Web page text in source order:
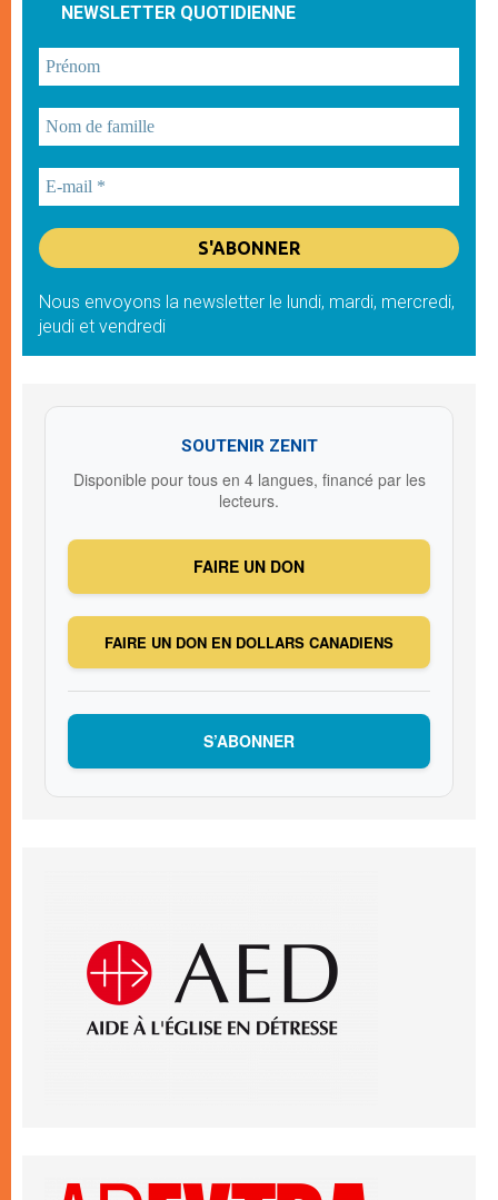
NEWSLETTER QUOTIDIENNE
Nous envoyons la newsletter le lundi, mardi, mercredi,
jeudi et vendredi
SOUTENIR ZENIT
Disponible pour tous en 4 langues, financé par les
lecteurs.
FAIRE UN DON
FAIRE UN DON EN DOLLARS CANADIENS
S’ABONNER